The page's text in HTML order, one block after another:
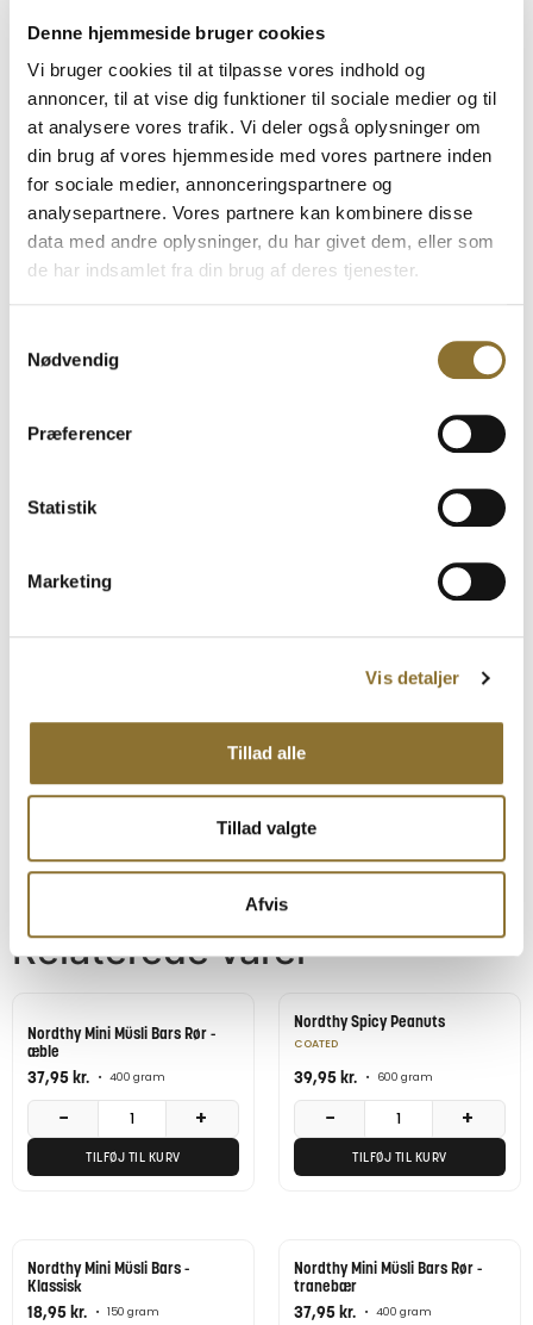
Denne hjemmeside bruger cookies
Vi bruger cookies til at tilpasse vores indhold og
annoncer, til at vise dig funktioner til sociale medier og til
at analysere vores trafik. Vi deler også oplysninger om
din brug af vores hjemmeside med vores partnere inden
for sociale medier, annonceringspartnere og
analysepartnere. Vores partnere kan kombinere disse
data med andre oplysninger, du har givet dem, eller som
de har indsamlet fra din brug af deres tjenester.
Nødvendig
Præferencer
Statistik
Marketing
Vis detaljer
Tillad alle
Tillad valgte
Afvis
Fedt
– heraf mættede fedtsyrer
Kulhydrater 64 g
– heraf sukkerarter 36 g
Protein
Salt
0,60 g
Specifikationer
Varenummer
På lager
Relaterede Produkter
Se også disse produkter
Relaterede varer
Nordthy Mini Müsli Bars Rør -
æble
37,95kr. • 400 gram
− +
TILFØJ TIL KURV
Nordthy Spicy Peanuts
COATED
39,95kr. • 600 gram
− +
TILFØJ TIL KURV
Nordthy Mini Müsli Bars -
Klassisk
18,95kr. • 150 gram
Nordthy Mini Müsli Bars Rør -
tranebær
37,95kr. • 400 gram